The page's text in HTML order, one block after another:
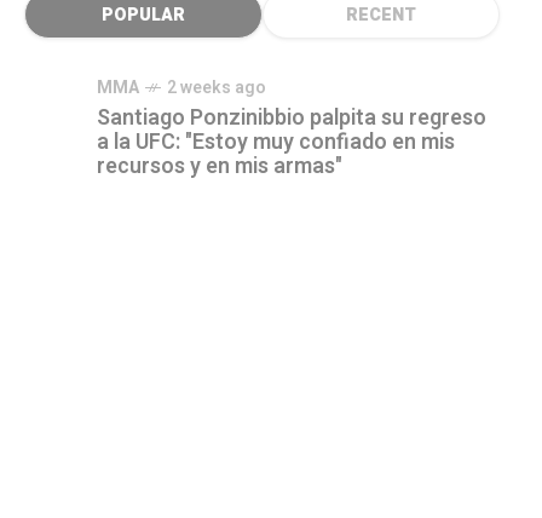
POPULAR RECENT
MMA 2 weeks ago
Santiago Ponzinibbio palpita su regreso
a la UFC: "Estoy muy confiado en mis
recursos y en mis armas"